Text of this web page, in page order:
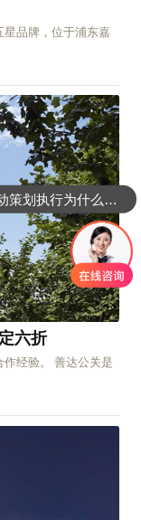
星品牌，位于浦东嘉
六折
经验。 善达公关是